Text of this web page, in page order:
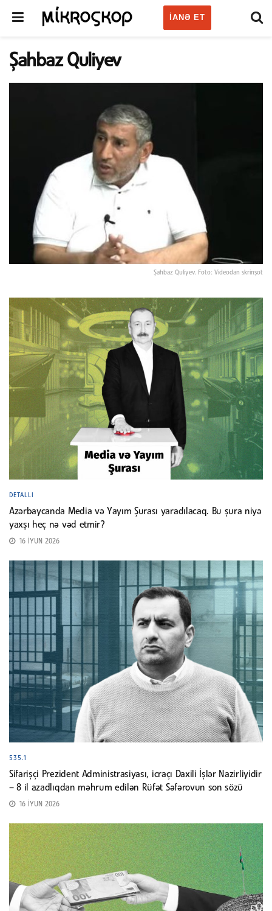
IANƏ ET
Şahbaz Quliyev
Şahbaz Quliyev. Foto: Videodan skrinşot
DETALLI
Azərbaycanda Media və Yayım Şurası yaradılacaq. Bu şura niyə
yaxşı heç nə vəd etmir?
16 İYUN 2026
535.1
Sifarişçi Prezident Administrasiyası, icraçı Daxili İşlər Nazirliyidir
– 8 il azadlıqdan məhrum edilən Rüfət Səfərovun son sözü
16 İYUN 2026